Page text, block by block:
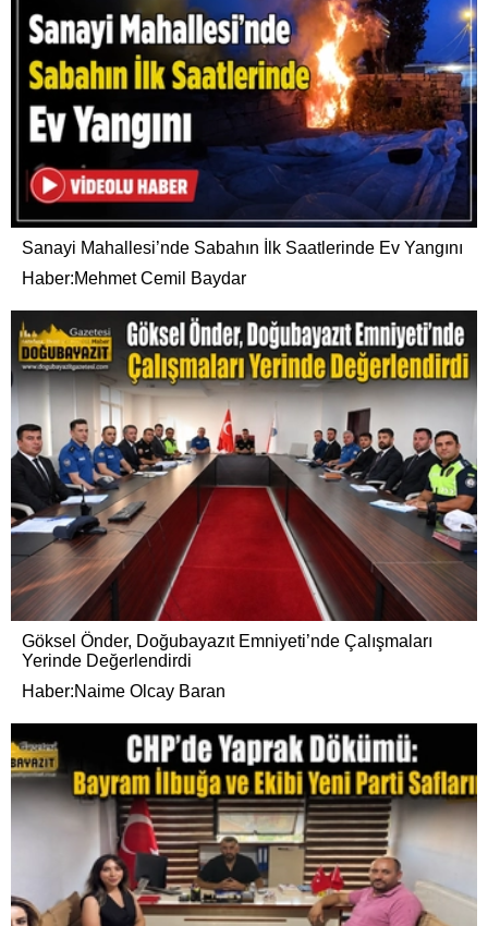
Sanayi Mahallesi’nde Sabahın İlk Saatlerinde Ev Yangını
Haber:Mehmet Cemil Baydar
Göksel Önder, Doğubayazıt Emniyeti’nde Çalışmaları
Yerinde Değerlendirdi
Haber:Naime Olcay Baran